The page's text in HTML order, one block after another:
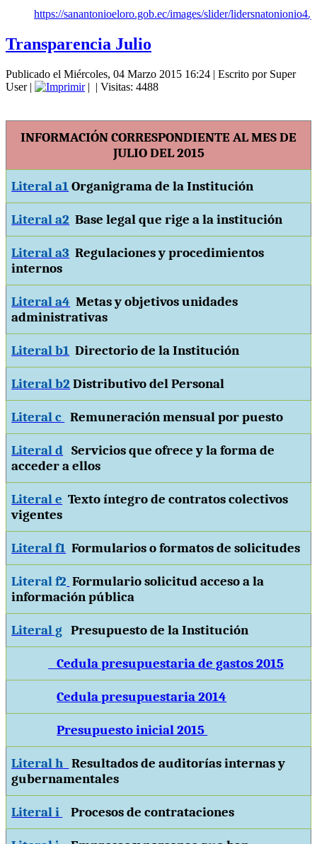
https://sanantonioeloro.gob.ec/images/slider/
Transparencia Julio
Publicado el Miércoles, 04 Marzo 2015 16:24 | Escrito por Super
User| | | Visitas: 4488
INFORMACIÓN CORRESPONDIENTE AL MES DE
JULIO DEL 2015
Literal a1Organigrama de la Institución
Literal a2 Base legal que rige a la institución
Literal a3 Regulaciones y procedimientos
internos
Literal a4 Metas y objetivos unidades
administrativas
Literal b1 Directorio de la Institución
Literal b2 Distributivo del Personal
Literal c Remuneración mensual por puesto
Literal d Servicios que ofrece y la forma de
acceder a ellos
Literal e Texto íntegro de contratos colectivos
vigentes
Literal f1 Formularios o formatos de solicitudes
Literal f2 Formulario solicitud acceso a la
información pública
Literal g Presupuesto de la Institución
Cedula presupuestaria de gastos 2015
Cedula presupuestaria 2014
Presupuesto inicial 2015
Literal h Resultados de auditorías internas y
gubernamentales
Literal i Procesos de contrataciones